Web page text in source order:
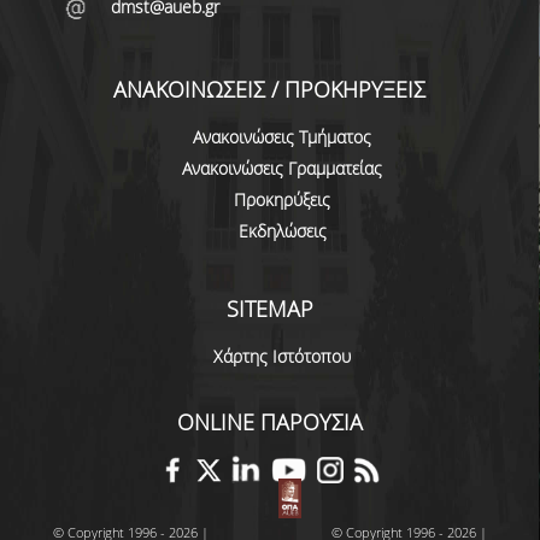
ΕΥΚΑΙΡΙΕΣ ΓΙΑ ΠΡΑΚΤΙΚΗ ΑΣΚΗΣΗ
ΔΙΑΧΕΙΡΙΣΗ ΠΑΡΑΠΟΝΩΝ ΦΟΙΤΗΤΩΝ
TUTORS ΦΟΙΤΗΤΩΝ
ΠΡΟΓΡΑΜΜΑΤΑ ΜΕΤΑΠΤΥΧΙΑΚΩΝ ΣΠΟΥΔΩΝ
ΔΙΔΑΚΤΟΡΙΚΟ ΠΡΟΓΡΑΜΜΑ
ΔΙΔΑΚΤΟΡΕΣ ΤΟΥ ΤΜΗΜΑΤΟΣ
ΥΠΟΨΗΦΙΟΙ ΔΙΔΑΚΤΟΡΕΣ
ΕΡΕΥΝΗΤΙΚΑ ΣΕΜΙΝΑΡΙΑ
dmst@aueb.gr
ΑΝΑΚΟΙΝΩΣΕΙΣ / ΠΡΟΚΗΡΥΞΕΙΣ
Ανακοινώσεις Τμήματος
Ανακοινώσεις Γραμματείας
Προκηρύξεις
Εκδηλώσεις
SITEMAP
Χάρτης Ιστότοπου
ONLINE ΠΑΡΟΥΣΙΑ
© Copyright 1996 - 2026 | © Copyright 1996 - 2026 |